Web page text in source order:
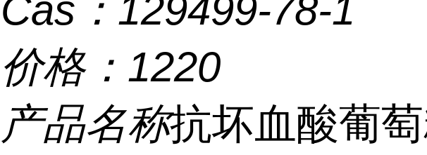
Cas： 129499-78-1
价格： 1220
产品名称抗坏血酸葡